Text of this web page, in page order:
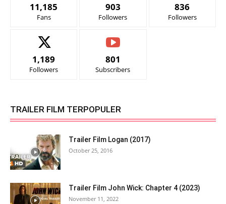
11,185
Fans
903
Followers
836
Followers
1,189
Followers
801
Subscribers
TRAILER FILM TERPOPULER
Trailer Film Logan (2017)
October 25, 2016
Trailer Film John Wick: Chapter 4 (2023)
November 11, 2022